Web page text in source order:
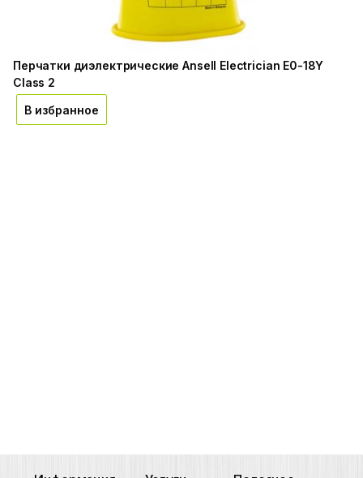
Перчатки диэлектрические Ansell Electrician E0-18Y
Class 2
В избранное